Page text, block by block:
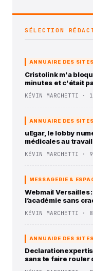
SÉLECTION
ANNUAIRE DES
Cristolink m'a
minutes et c'était
KÉVIN MARCHETTI ·
ANNUAIRE DES
uEgar, le lobby
médicales au travail
KÉVIN MARCHETTI ·
MESSAGERIE &
Webmail Versailles
l’académie sans
KÉVIN MARCHETTI ·
ANNUAIRE DES
sans te faire rouler